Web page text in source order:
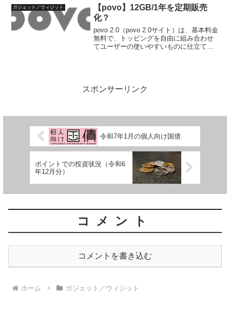
ファイルが削除されるわけではなく、一
部残骸が残ることがあ...
ガジェット／ウィジット
【povo】12GB/1年を定期販売
化？
povo 2.0（povo 2.0サイト）は、基本料金
無料で、トッピングを自由に組み合わせ
てユーザーの使いやすいものに仕立てる
スポンサーリンク
令和7年1月の個人向け国債
ポイントでの投資状況（令和6
年12月分）
コメント
コメントを書き込む
ホーム ガジェット／ウィジット